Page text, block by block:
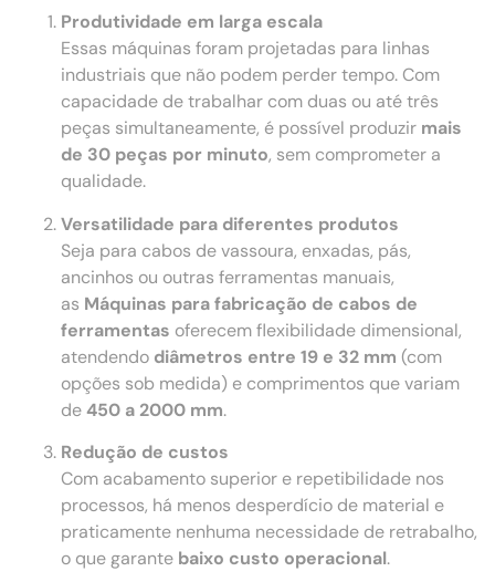
Produtividade em larga escala
Essas máquinas foram projetadas para linhas
industriais que não podem perder tempo. Com
capacidade de trabalhar com duas ou até três
peças simultaneamente, é possível produzir mais
de 30 peças por minuto, sem comprometer a
qualidade.
Versatilidade para diferentes produtos
Seja para cabos de vassoura, enxadas, pás,
ancinhos ou outras ferramentas manuais,
as Máquinas para fabricação de cabos de
ferramentas oferecem flexibilidade dimensional,
atendendo diâmetros entre 19 e 32 mm (com
opções sob medida) e comprimentos que variam
de450 a 2000 mm.
Redução de custos
Com acabamento superior e repetibilidade nos
processos, há menos desperdício de material e
praticamente nenhuma necessidade de retrabalho,
o que garante baixo custo operacional.